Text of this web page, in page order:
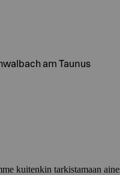
am Taunus
kuitenkin tarkistamaan